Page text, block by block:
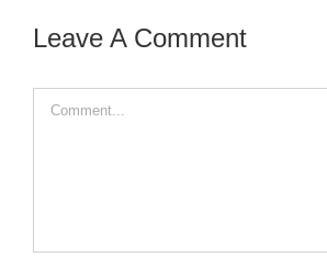
Leave A Comment